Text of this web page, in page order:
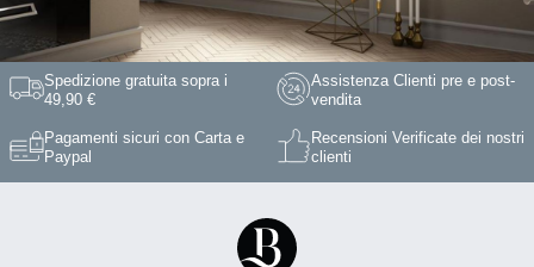
Spedizione gratuita sopra i
49,90 €
Assistenza Clienti pre e post-
vendita
Pagamenti sicuri con Carta e
Paypal
Recensioni Verificate dei nostri
clienti